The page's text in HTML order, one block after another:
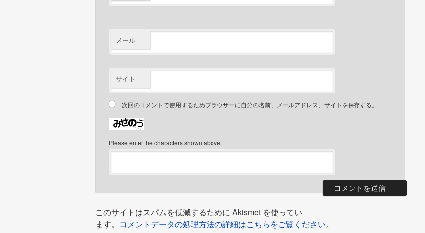
メール
サイト
次回のコメントで使用するためブラウザーに自分の名前、メールアドレス、サイトを保存する。
Please enter the characters shown above.
このサイトはスパムを低減するために Akismet を使ってい
ます。 コメントデータの処理方法の詳細はこちらをご覧ください。